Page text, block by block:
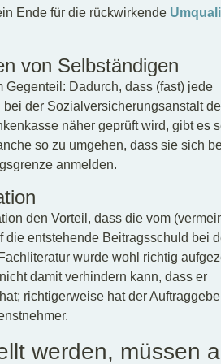
Ende für die rückwirkende
von Selbständigen
Dadurch, dass (fast) jede
der Sozialversicherungsanstalt
näher geprüft wird, gibt es
so zu umgehen, dass sie sich
anmelden.
den Vorteil, dass die vom
entstehende Beitragsschuld bei
wurde wohl richtig
damit verhindern kann, dass er
richtigerweise hat der
werden, müssen